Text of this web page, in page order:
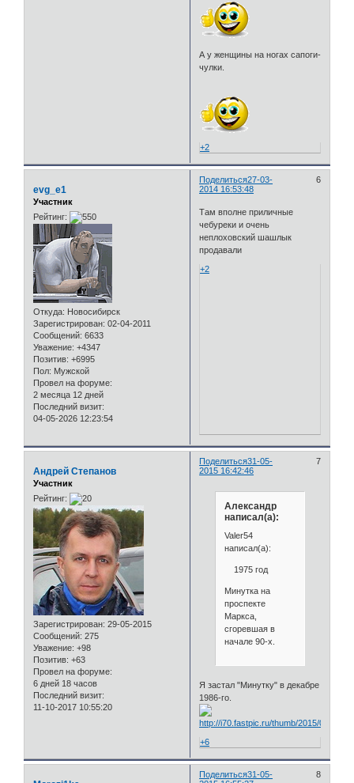
А у женщины на ногах сапоги-
чулки.
+2
Поделиться 6
27-03-
2014 16:53:48
evg_e1
Участник
Рейтинг:
Откуда: Новосибирск
Зарегистрирован: 02-04-2011
Сообщений: 6633
Уважение: +4347
Позитив: +6995
Пол: Мужской
Провел на форуме:
2 месяца 12 дней
Последний визит:
04-05-2026 12:23:54
Там вполне приличные
чебуреки и очень
неплоховский шашлык
продавали
+2
Поделиться 7
31-05-
2015 16:42:46
Андрей Степанов
Участник
Рейтинг:
Зарегистрирован: 29-05-2015
Сообщений: 275
Уважение: +98
Позитив: +63
Провел на форуме:
6 дней 18 часов
Последний визит:
11-10-2017 10:55:20
Александр
написал(а):
Valer54
написал(а):
1975 год
Минутка на
проспекте
Маркса,
сгоревшая в
начале 90-х.
Я застал "Минутку" в декабре
1986-го.
+6
Поделиться 8
31-05-